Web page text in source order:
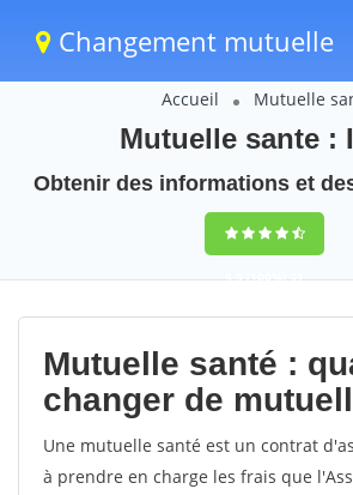
Changement mutuelle
Accueil Mutuelle
Mutuelle sante :
Obtenir des informations et
9,5(100%)31
votes
Mutuelle santé :
changer de
Une mutuelle santé est un contrat
à prendre en charge les frais que